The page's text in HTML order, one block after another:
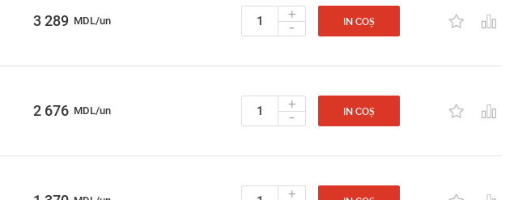
3 289 MDL/un +
- IN COȘ
2 676 MDL/un +
- IN COȘ
+